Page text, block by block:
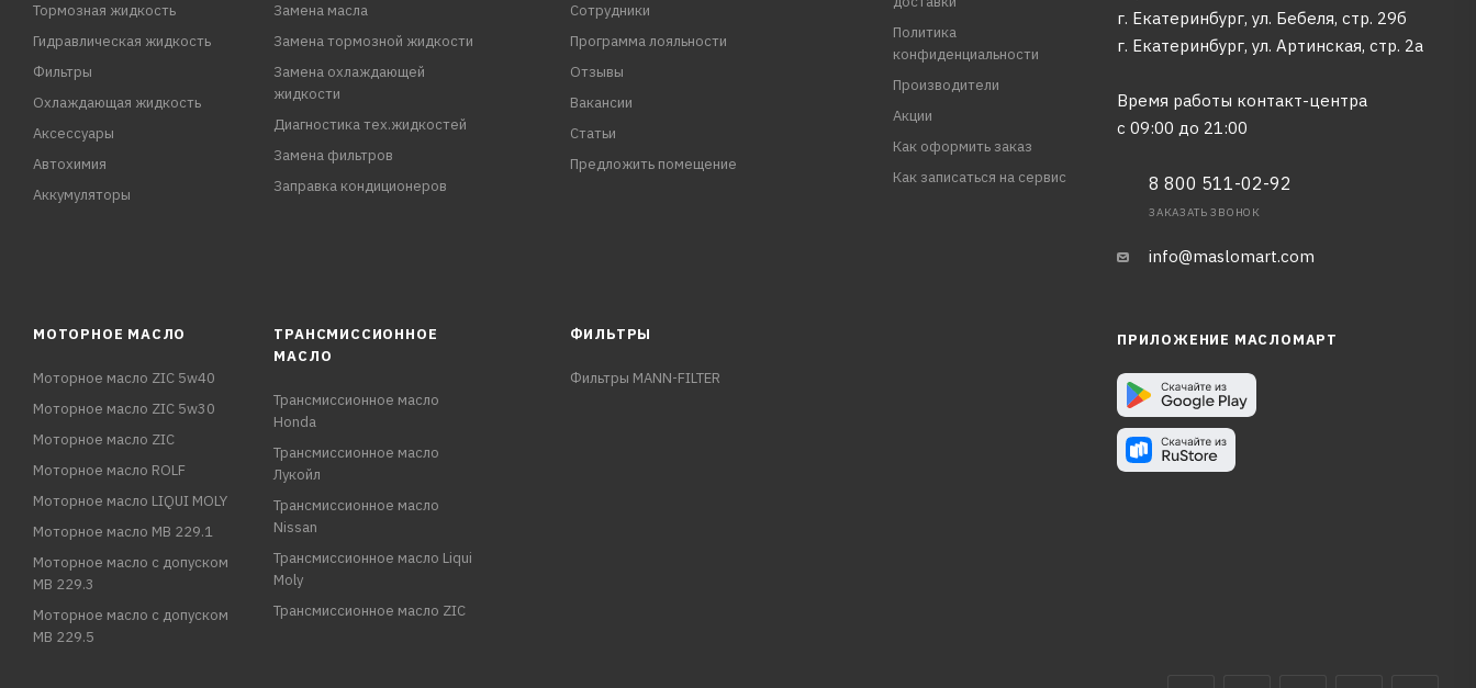
Тормозная жидкость
Гидравлическая жидкость
Фильтры
Охлаждающая жидкость
Аксессуары
Автохимия
Аккумуляторы
Замена масла
Замена тормозной жидкости
Замена охлаждающей
жидкости
Диагностика тех.жидкостей
Замена фильтров
Заправка кондиционеров
Сотрудники
Программа лояльности
Отзывы
Вакансии
Статьи
Предложить помещение
Политика
конфиденциальности
Производители
Акции
Как оформить заказ
Как записаться на сервис
г. Екатеринбург, ул. Бебеля, стр. 29б
г. Екатеринбург, ул. Артинская, стр. 2а
Время работы контакт-центра
с 09:00 до 21:00
8 800 511-02-92
ЗАКАЗАТЬ ЗВОНОК
info@maslomart.com
МОТОРНОЕ МАСЛО
Моторное масло ZIC 5w40
Моторное масло ZIC 5w30
Моторное масло ZIC
Моторное масло ROLF
Моторное масло LIQUI MOLY
Моторное масло MB 229.1
Моторное масло с допуском
MB 229.3
Моторное масло с допуском
MB 229.5
ТРАНСМИССИОННОЕ
МАСЛО
Трансмиссионное масло
Honda
Трансмиссионное масло
Лукойл
Трансмиссионное масло
Nissan
Трансмиссионное масло Liqui
Moly
Трансмиссионное масло ZIC
ФИЛЬТРЫ
Фильтры MANN-FILTER
ПРИЛОЖЕНИЕ МАСЛОМАРТ